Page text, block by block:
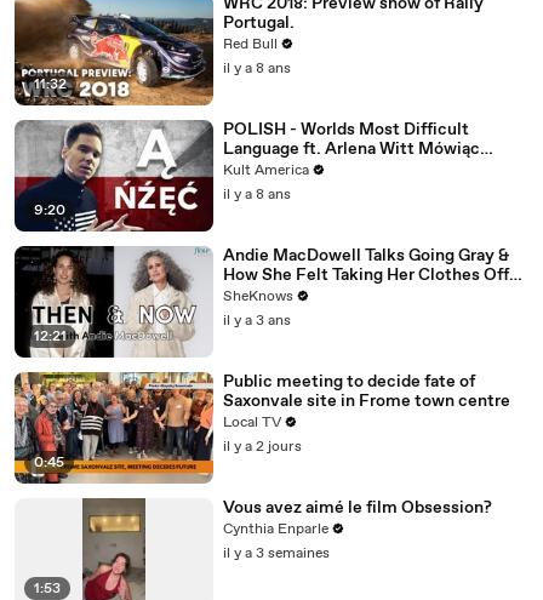
11:32
Portugal.
Red Bull
il y a 8 ans
9:20
POLISH - Worlds Most Difficult
Language ft. Arlena Witt Mówiąc
Inaczej [Kult America]
Kult America
il y a 8 ans
12:21
Andie MacDowell Talks Going Gray &
How She Felt Taking Her Clothes Off
on Camera at Age 65
SheKnows
il y a 3 ans
0:45
Public meeting to decide fate of
Saxonvale site in Frome town centre
Local TV
il y a 2 jours
1:53
Vous avez aimé le film Obsession?
Cynthia Enparle
il y a 3 semaines